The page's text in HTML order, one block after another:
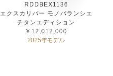
RDDBEX1136
エクスカリバー モノバランシエ
チタンエディション
￥12,012,000
2025年モデル